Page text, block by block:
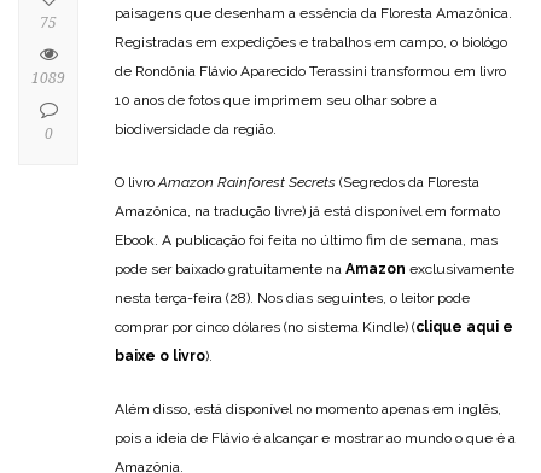
paisagens que desenham a essência da Floresta Amazônica.
Registradas em expedições e trabalhos em campo, o biológo
de Rondônia Flávio Aparecido Terassini transformou em livro
10 anos de fotos que imprimem seu olhar sobre a
biodiversidade da região.
O livroAmazon Rainforest Secrets (Segredos da Floresta
Amazônica, na tradução livre) já está disponível em formato
Ebook. A publicação foi feita no último fim de semana, mas
pode ser baixado gratuitamente na Amazon exclusivamente
nesta terça-feira (28). Nos dias seguintes, o leitor pode
comprar por cinco dólares (no sistema Kindle) (clique aqui e
baixe o livro).
Além disso, está disponível no momento apenas em inglês,
pois a ideia de Flávio é alcançar e mostrar ao mundo o que é a
Amazônia.
75
1089
0